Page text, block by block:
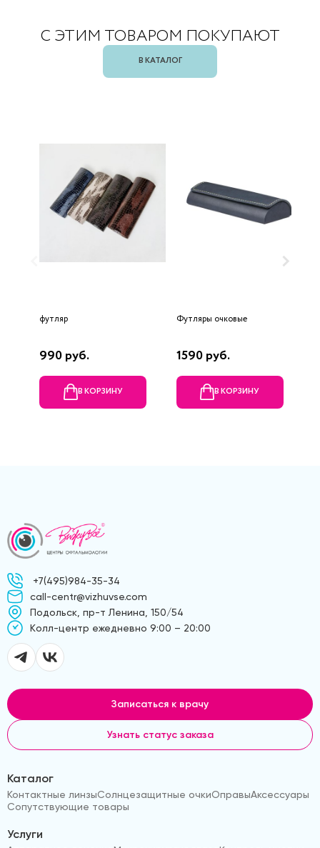
С ЭТИМ ТОВАРОМ ПОКУПАЮТ
В КАТАЛОГ
футляр
990 руб.
В КОРЗИНУ
Футляры очковые
1590 руб.
В КОРЗИНУ
+7(495)984-35-34
call-centr@vizhuvse.com
Подольск, пр-т Ленина, 150/54
Kолл-центр ежедневно 9:00 – 20:00
Записаться к врачу
Узнать статус заказа
Каталог
Контактные линзыСолнцезащитные очкиОправыАксессуары
Сопутствующие товары
Услуги